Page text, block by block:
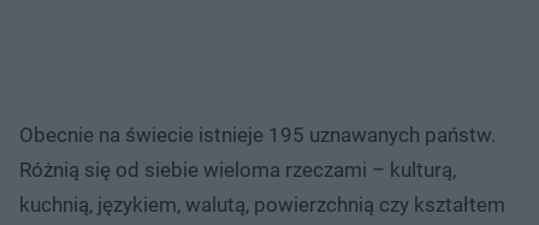
Obecnie na świecie istnieje 195 uznawanych państw.
Różnią się od siebie wieloma rzeczami – kulturą,
kuchnią, językiem, walutą, powierzchnią czy kształtem